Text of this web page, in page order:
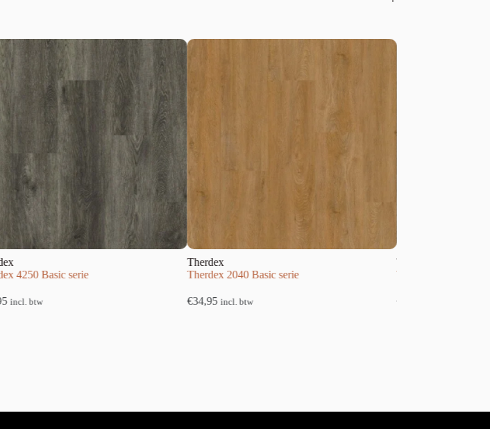
serie
Therdex 2040 Basic serie
incl. btw
Therdex 4050 Tapis serie
incl. btw